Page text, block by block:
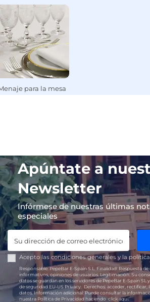
para la mesa
Apúntate a
Newsletter
Infórmese de nuestras últimas
especiales
Acepto las condiciones generales y la
Responsable:PepeBar E-Spain S.L. Finalidad: Respuesta
informativos, opiniones de usuarios. Legitimación: Su
datos se guardan en los servidores de PepeBar E-Spain SL
de seguridad EU-US Privacy.
Derechos: acceder, rectificar,
datos.Información adicional:Puede consultar la
nuestra Política de Privacidad haciendoclick aquí.